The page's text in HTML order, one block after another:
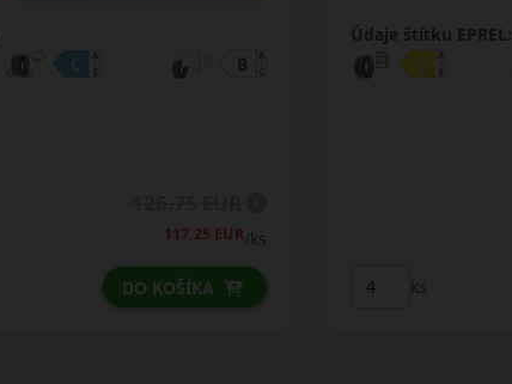
139.25 EUR/ks
DO KOŠÍKA
Údaje štítku EPREL:
ks